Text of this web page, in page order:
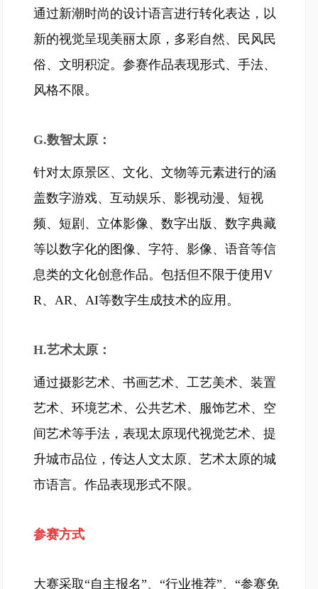
通过新潮时尚的设计语言进行转化表达，以
新的视觉呈现美丽太原，多彩自然、民风民
俗、文明积淀。参赛作品表现形式、手法、
风格不限。
G.数智太原：
针对太原景区、文化、文物等元素进行的涵
盖数字游戏、互动娱乐、影视动漫、短视
频、短剧、立体影像、数字出版、数字典藏
等以数字化的图像、字符、影像、语音等信
息类的文化创意作品。包括但不限于使用V
R、AR、AI等数字生成技术的应用。
H.艺术太原：
通过摄影艺术、书画艺术、工艺美术、装置
艺术、环境艺术、公共艺术、服饰艺术、空
间艺术等手法，表现太原现代视觉艺术、提
升城市品位，传达人文太原、艺术太原的城
市语言。作品表现形式不限。
参赛方式
大赛采取“自主报名”、“行业推荐”、“参赛免